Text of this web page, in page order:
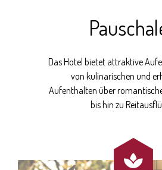
Das Hotel bietet attraktive
von kulinarischen und
Aufenthalten über
bis hin zu
